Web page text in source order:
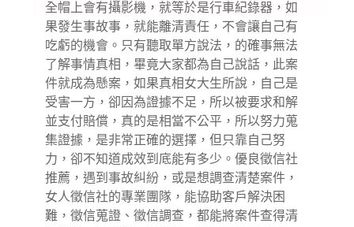
全帽上會有攝影機，就等於是行車紀錄器，如
果發生事故事，就能離清責任，不會讓自己有
吃虧的機會。只有聽取單方說法，的確事無法
了解事情真相，畢竟大家都為自己說話，此案
件就成為懸案，如果真相女大生所說，自己是
受害一方，卻因為證據不足，所以被要求和解
並支付賠償，真的是相當不公平，所以努力蒐
集證據，是非常正確的選擇，但只靠自己努
力，卻不知道成效到底能有多少。優良徵信社
推薦，遇到事故糾紛，或是想調查清楚案件，
女人徵信社的專業團隊，能協助客戶解決困
難，徵信蒐證、徵信調查，都能將案件查得清